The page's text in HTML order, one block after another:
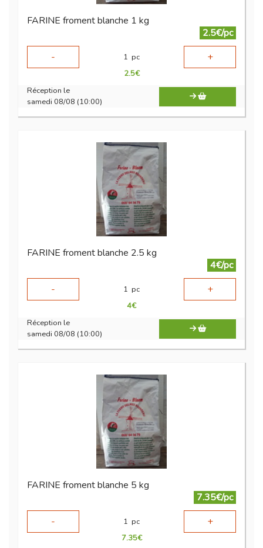
FARINE froment blanche 1 kg
2.5€/pc
-
1 pc +
2.5€
Réception le
samedi 08/08 (10:00)
FARINE froment blanche 2.5 kg
4€/pc
-
1 pc +
4€
Réception le
samedi 08/08 (10:00)
FARINE froment blanche 5 kg
7.35€/pc
-
1 pc +
7.35€